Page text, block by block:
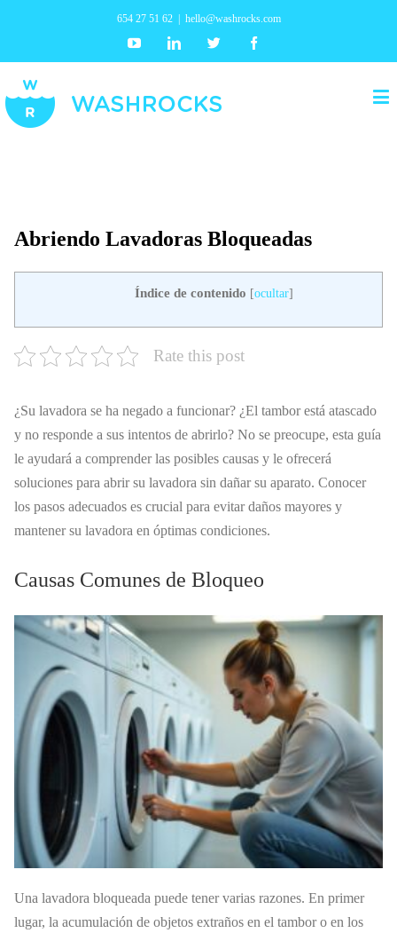
654 27 51 62 hello@washrocks.com
YoutubeLinkedin Twitter
Abriendo Lavadoras Bloqueadas
Índice de contenido [ocultar]
Rate this post
¿Su lavadora se ha negado a funcionar? ¿El tambor está atascado
y no responde a sus intentos de abrirlo? No se preocupe, esta guía
le ayudará a comprender las posibles causas y le ofrecerá
soluciones para abrir su lavadora sin dañar su aparato. Conocer
los pasos adecuados es crucial para evitar daños mayores y
mantener su lavadora en óptimas condiciones.
Causas Comunes de Bloqueo
Una lavadora bloqueada puede tener varias razones. En primer
lugar, la acumulación de objetos extraños en el tambor o en los